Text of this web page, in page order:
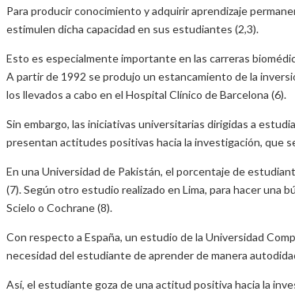
Para producir conocimiento y adquirir aprendizaje
estimulen dicha capacidad en sus estudiantes (2,3).
Esto es especialmente importante en las carreras
A partir de 1992 se produjo un estancamiento de la
los llevados a cabo en el Hospital Clínico de Barcelona (6).
Sin embargo, las iniciativas universitarias dirigidas a
presentan actitudes positivas hacia la investigación, que
En una Universidad de Pakistán, el porcentaje de
(7). Según otro estudio realizado en Lima, para hacer
Scielo o Cochrane (8).
Con respecto a España, un estudio de la Universidad
necesidad del estudiante de aprender de manera
Así, el estudiante goza de una actitud positiva hacia la